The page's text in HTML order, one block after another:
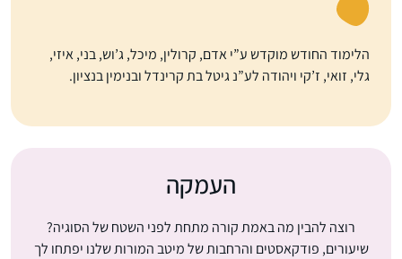
הלימוד החודש מוקדש ע”י אדם, קרולין, מיכל, ג’וש, בני, איזי,
גלי, זואי, ז’קי ויהודה לע”נ גיטל בת קרינדל ובנימין בנציון.
העמקה
רוצה להבין מה באמת קורה מתחת לפני השטח של הסוגיה?
שיעורים, פודקאסטים והרחבות של מיטב המורות שלנו יפתחו לך